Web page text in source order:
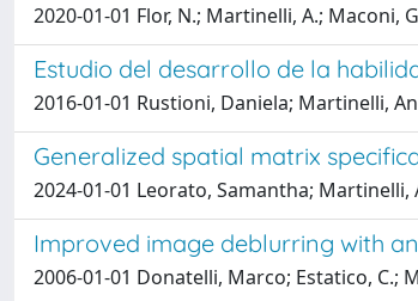
2020-01-01 Flor, N.; Martinelli, A.; Maconi,
Estudio del desarrollo de la
2016-01-01 Rustioni, Daniela; Martinelli,
Generalized spatial matrix
2024-01-01 Leorato, Samantha; Martinelli,
Improved image deblurring with
2006-01-01 Donatelli, Marco; Estatico, C.;